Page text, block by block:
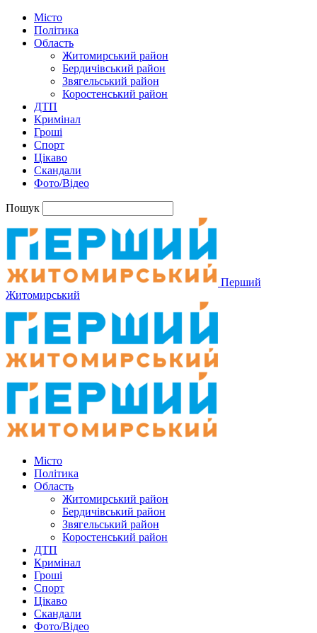
Місто
Політика
Область
Житомирський район
Бердичівський район
Звягельський район
Коростенський район
ДТП
Кримінал
Гроші
Спорт
Цікаво
Скандали
Фото/Відео
Пошук
Перший
Житомирський
Місто
Політика
Область
Житомирський район
Бердичівський район
Звягельський район
Коростенський район
ДТП
Кримінал
Гроші
Спорт
Цікаво
Скандали
Фото/Відео